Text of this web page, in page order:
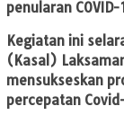
penularan
Kegiatan ini
(Kasal)
mensukseskan
percepatan